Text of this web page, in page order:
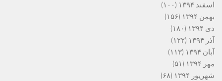
اسفند ۱۳۹۴
(۱۰۰)
بهمن ۱۳۹۴
(۱۵۶)
دی ۱۳۹۴
(۱۸۰)
آذر ۱۳۹۴
(۱۲۲)
آبان ۱۳۹۴
(۱۱۳)
مهر ۱۳۹۴
(۵۱)
شهریور ۱۳۹۴
(۶۸)